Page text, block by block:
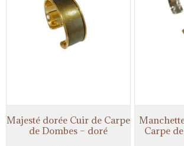
Majesté dorée Cuir de Carpe
de Dombes – doré
Carpe